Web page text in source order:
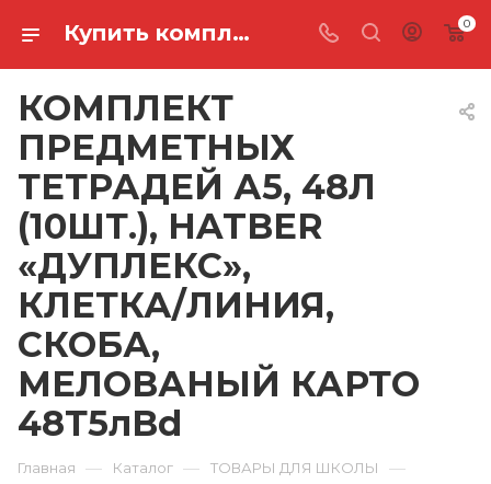
Купить комплект предметных тетрадей а5, 48л (10шт.), hatber «дуплекс», клетка/линия, скоба, мелованый карто 48Т5лВd в Ростове-на-Дону 0
КОМПЛЕКТ
ПРЕДМЕТНЫХ
ТЕТРАДЕЙ А5, 48Л
(10ШТ.), HATBER
«ДУПЛЕКС»,
КЛЕТКА/ЛИНИЯ,
СКОБА,
МЕЛОВАНЫЙ КАРТО
48Т5лВd
Главная — Каталог — ТОВАРЫ ДЛЯ ШКОЛЫ —